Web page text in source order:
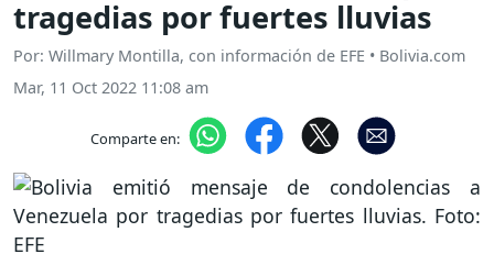
tragedias por fuertes lluvias
Por: Willmary Montilla, con información de EFE • Bolivia.com
Mar, 11 Oct 2022 11:08 am
Comparte en: